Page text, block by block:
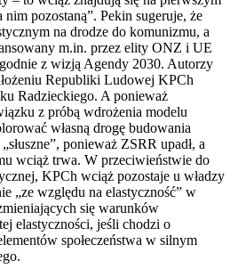
nim pozostaną”. Pekin sugeruje, że
na drodze do komunizmu, a
m.in. przez elity ONZ i UE
z wizją Agendy 2030. Autorzy
Republiki Ludowej KPCh
Radzieckiego. A ponieważ
z próbą wdrożenia modelu
własną drogę budowania
ponieważ ZSRR upadł, a
wciąż trwa. W przeciwieństwie do
KPCh wciąż pozostaje u władzy
„ze względu na elastyczność” w
się warunków
elastyczności, jeśli chodzi o
społeczeństwa w silnym